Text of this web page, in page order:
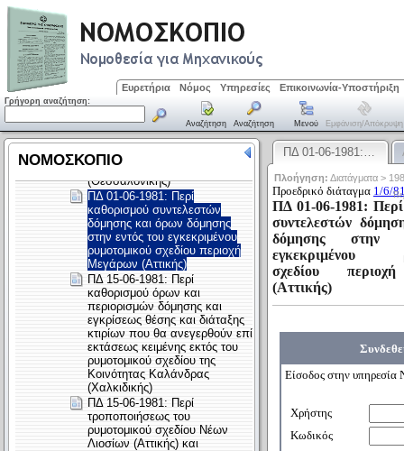
Ευρετήρια Νόμος Υπηρεσίες Επικοινωνία-Υποστήριξη
Γρήγορη αναζήτηση:
Αναζήτηση Αναζήτηση Μενού Εμφάνιση/απόκρυψη
ΠΔ 01-06-1981:…